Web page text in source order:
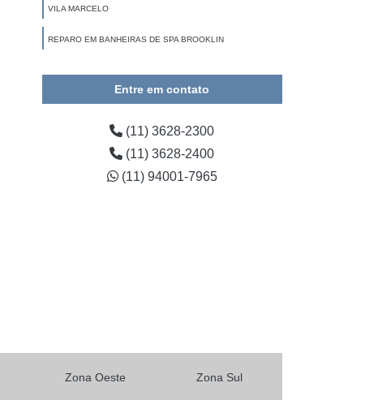
VILA MARCELO
REPARO EM BANHEIRAS DE SPA BROOKLIN
MANUTENÇÃO DE BANHEIRAS EM GUAIANASES
REPARO PARA BANHEIRA RESIDENCIAL PREÇO JARDIM
Entre em contato
(11) 3628-2300
(11) 3628-2400
(11) 94001-7965
Zona Oeste Zona Sul